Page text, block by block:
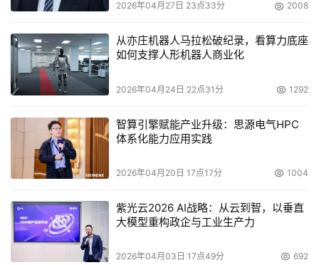
2026年04月27日 23点33分 2008
从亦庄机器人马拉松破纪录，看算力底座
如何支撑人形机器人商业化
2026年04月24日 22点31分 1292
智算引擎赋能产业升级：思源电气HPC
体系化能力应用实践
2026年04月20日 17点17分 1004
紫光云2026 AI战略：从云到智，以垂直
大模型重构政企与工业生产力
2026年04月03日 17点49分 692